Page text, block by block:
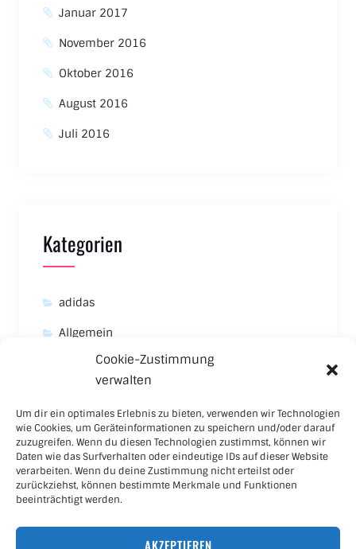
Cookie-Zustimmung
verwalten
Um dir ein optimales Erlebnis zu bieten, verwenden wir Technologien
wie Cookies, um Geräteinformationen zu speichern und/oder darauf
zuzugreifen. Wenn du diesen Technologien zustimmst, können wir
Daten wie das Surfverhalten oder eindeutige IDs auf dieser Website
verarbeiten. Wenn du deine Zustimmung nicht erteilst oder
zurückziehst, können bestimmte Merkmale und Funktionen
beeinträchtigt werden.
AKZEPTIEREN
Januar 2017
November 2016
Oktober 2016
August 2016
Juli 2016
Kategorien
adidas
Allgemein
New Balance
Nike
Puma